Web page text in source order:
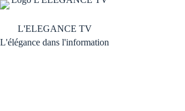
L'ELEGANCE TV
L'élégance dans l'information